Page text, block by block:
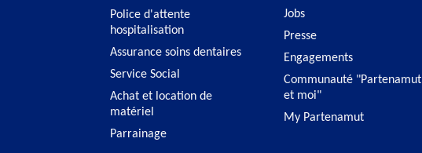
Police d'attente
hospitalisation
Assurance soins dentaires
Service Social
Achat et location de
matériel
Parrainage
Jobs
Presse
Engagements
Communauté "Partenamut
et moi"
My Partenamut